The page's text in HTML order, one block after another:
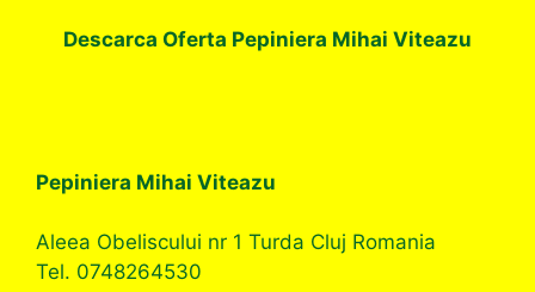
Descarca Oferta Pepiniera Mihai Viteazu
Pepiniera Mihai Viteazu
Aleea Obeliscului nr 1 Turda Cluj Romania
Tel. 0748264530